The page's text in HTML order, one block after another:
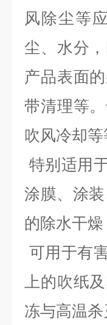
风除尘等
尘、水分
产品表面
带清理等
吹风冷却等
特别适用
涂膜、涂
的除水干燥
可用于有
上的吹纸
冻与高温